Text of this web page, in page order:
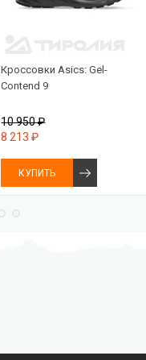
Кроссовки Asics: Gel-
Contend 9
10 950 ₽
8 213 ₽
КУПИТЬ